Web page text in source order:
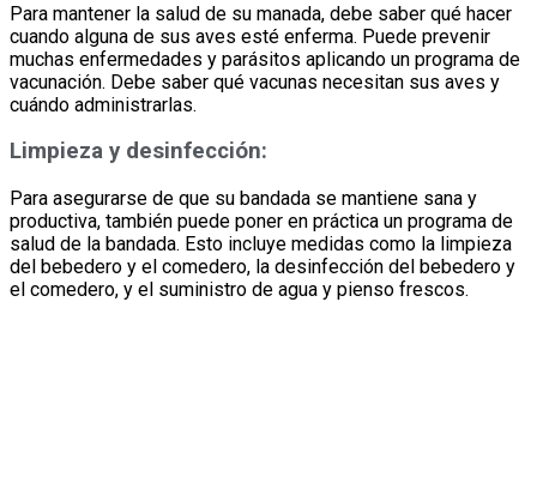
Para mantener la salud de su manada, debe saber qué hacer
cuando alguna de sus aves esté enferma. Puede prevenir
muchas enfermedades y parásitos aplicando un programa de
vacunación. Debe saber qué vacunas necesitan sus aves y
cuándo administrarlas.
Limpieza y desinfección:
Para asegurarse de que su bandada se mantiene sana y
productiva, también puede poner en práctica un programa de
salud de la bandada. Esto incluye medidas como la limpieza
del bebedero y el comedero, la desinfección del bebedero y
el comedero, y el suministro de agua y pienso frescos.